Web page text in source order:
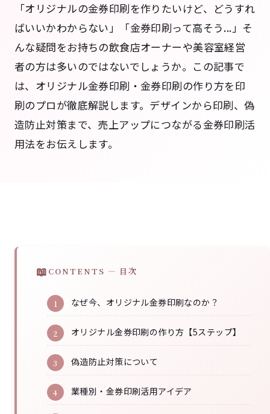
「オリジナルの金券印刷を作りたいけど、どうすれ
ばいいかわからない」「金券印刷って高そう...」そ
んな疑問をお持ちの飲食店オーナーや美容室経営
者の方は多いのではないでしょうか。この記事で
は、オリジナル金券印刷・金券印刷の作り方を印
刷のプロが徹底解説します。デザインから印刷、偽
造防止対策まで、売上アップにつながる金券印刷活
用法をお伝えします。
CONTENTS — 目次
なぜ今、オリジナル金券印刷なのか？
オリジナル金券印刷の作り方【5ステップ】
偽造防止対策について
業種別・金券印刷活用アイデア